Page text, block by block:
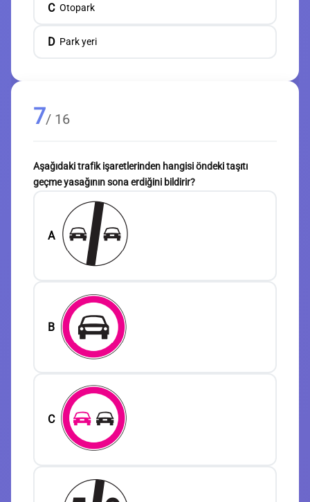
C Otopark
D Park yeri
7/ 16
Aşağıdaki trafik işaretlerinden hangisi öndeki taşıtı
geçme yasağının sona erdiğini bildirir?
A
B
C